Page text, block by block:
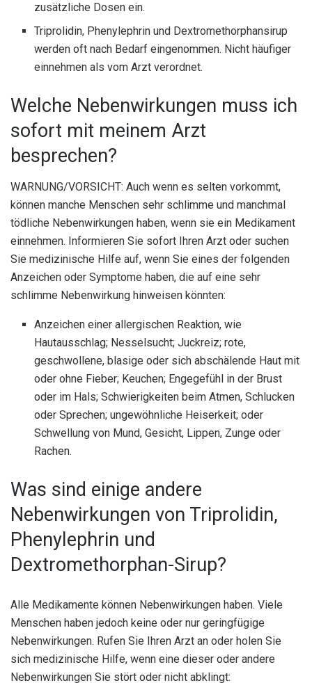
zusätzliche Dosen ein.
Triprolidin, Phenylephrin und Dextromethorphansirup
werden oft nach Bedarf eingenommen. Nicht häufiger
einnehmen als vom Arzt verordnet.
Welche Nebenwirkungen muss ich
sofort mit meinem Arzt
besprechen?
WARNUNG/VORSICHT: Auch wenn es selten vorkommt,
können manche Menschen sehr schlimme und manchmal
tödliche Nebenwirkungen haben, wenn sie ein Medikament
einnehmen. Informieren Sie sofort Ihren Arzt oder suchen
Sie medizinische Hilfe auf, wenn Sie eines der folgenden
Anzeichen oder Symptome haben, die auf eine sehr
schlimme Nebenwirkung hinweisen könnten:
Anzeichen einer allergischen Reaktion, wie
Hautausschlag; Nesselsucht; Juckreiz; rote,
geschwollene, blasige oder sich abschälende Haut mit
oder ohne Fieber; Keuchen; Engegefühl in der Brust
oder im Hals; Schwierigkeiten beim Atmen, Schlucken
oder Sprechen; ungewöhnliche Heiserkeit; oder
Schwellung von Mund, Gesicht, Lippen, Zunge oder
Rachen.
Was sind einige andere
Nebenwirkungen von Triprolidin,
Phenylephrin und
Dextromethorphan-Sirup?
Alle Medikamente können Nebenwirkungen haben. Viele
Menschen haben jedoch keine oder nur geringfügige
Nebenwirkungen. Rufen Sie Ihren Arzt an oder holen Sie
sich medizinische Hilfe, wenn eine dieser oder andere
Nebenwirkungen Sie stört oder nicht abklingt: